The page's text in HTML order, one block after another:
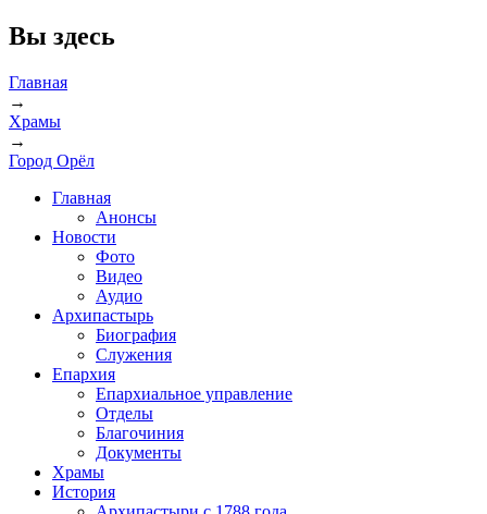
Вы здесь
Главная
→
Храмы
→
Город Орёл
Главная
Анонсы
Новости
Фото
Видео
Аудио
Архипастырь
Биография
Служения
Епархия
Епархиальное управление
Отделы
Благочиния
Документы
Храмы
История